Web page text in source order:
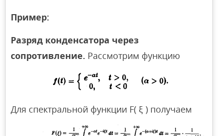
Пример:
Разряд конденсатора через
сопротивление. Рассмотрим функцию
Для спектральной функции F( ξ ) получаем